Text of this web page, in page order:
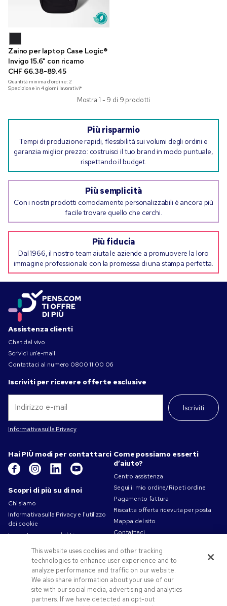
Zaino per laptop Case Logic®
Invigo 15.6" con ricamo
CHF 66.38-89.45
Quantità minima d'ordine:2
Spedizione in 4 giorni lavorativi*
Mostra 1 - 9 di 9 prodotti
Più risparmio
Tempi di produzione rapidi, flessibilità sui volumi degli ordini e
garanzia miglior prezzo: costruisci il tuo brand in modo puntuale,
rispettando il budget.
Più semplicità
Con i nostri prodotti comodamente personalizzabili è ancora più
facile trovare quello che cerchi.
Più fiducia
Dal 1966, il nostro team aiuta le aziende a promuovere la loro
immagine professionale con la promessa di una stampa perfetta.
Assistenza clienti
Chat dal vivo
Scrivici un’e-mail
Contattaci al numero 0800 11 00 06
Iscriviti per ricevere offerte esclusive
Iscriviti
Informativa sulla Privacy
Hai PIÙ modi per contattarci
Scopri di più su di noi
Chi siamo
Informativa sulla Privacy e l'utilizzo
dei cookie
La nostra responsabilità
Termini d'uso
Condizioni di vendita
Lavorare in Pens.com
Offerte e risorse
Gadget personalizzati
Come possiamo esserti
d’aiuto?
Centro assistenza
Segui il mio ordine/Ripeti ordine
Pagamento fattura
Riscatta offerta ricevuta per posta
Mappa del sito
Contattaci
This website uses cookies and other tracking
technologies to enhance user experience and to
analyze performance and traffic on our website.
We also share information about your use of our
site with our social media, advertising and analytics
partners. If we have detected an opt-out